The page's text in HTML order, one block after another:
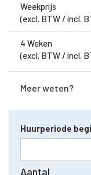
Weekprijs
(excl. BTW / incl.
4 Weken
(excl. BTW / incl.
Meer weten?
Huurperiode
Aantal